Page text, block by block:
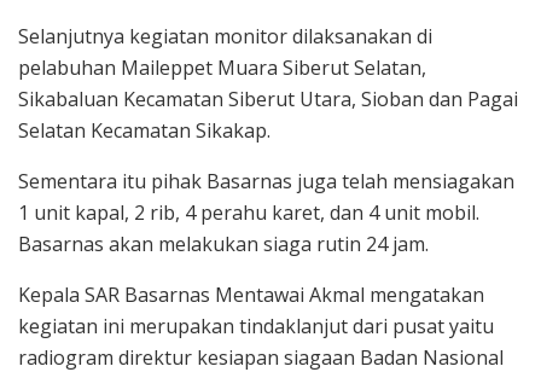
Selanjutnya kegiatan monitor dilaksanakan di
pelabuhan Maileppet Muara Siberut Selatan,
Sikabaluan Kecamatan Siberut Utara, Sioban dan Pagai
Selatan Kecamatan Sikakap.
Sementara itu pihak Basarnas juga telah mensiagakan
1 unit kapal, 2 rib, 4 perahu karet, dan 4 unit mobil.
Basarnas akan melakukan siaga rutin 24 jam.
Kepala SAR Basarnas Mentawai Akmal mengatakan
kegiatan ini merupakan tindaklanjut dari pusat yaitu
radiogram direktur kesiapan siagaan Badan Nasional